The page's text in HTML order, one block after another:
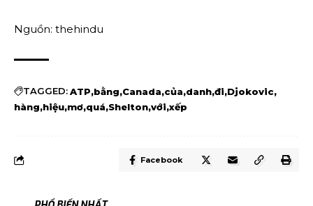
Nguồn: thehindu
TAGGED:ATP bằng Canada của danh đi Djokovic
hàng hiệu mơ quá Shelton với xếp
Facebook